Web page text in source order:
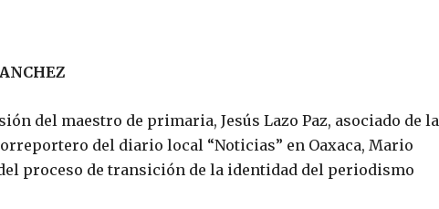
del maestro de primaria, Jesús Lazo Paz, asociado de la
del diario local “Noticias” en Oaxaca, Mario
proceso de transición de la identidad del periodismo